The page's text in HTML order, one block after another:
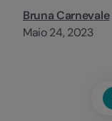
Bruna Carnevale
Maio 24, 2023